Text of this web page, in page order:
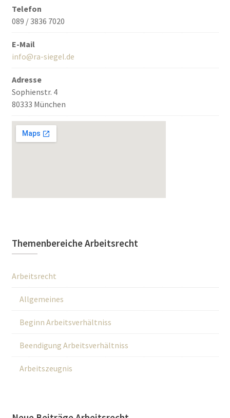
Telefon
089 / 3836 7020
E-Mail
info@ra-siegel.de
Adresse
Sophienstr. 4
80333 München
Themenbereiche Arbeitsrecht
Arbeitsrecht
Allgemeines
Beginn Arbeitsverhältniss
Beendigung Arbeitsverhältniss
Arbeitszeugnis